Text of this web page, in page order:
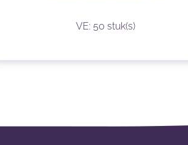
VE: 50 stuk(s)